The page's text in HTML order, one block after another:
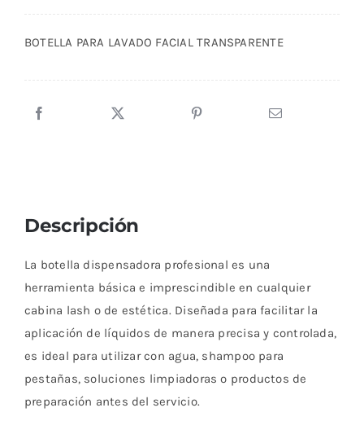
BOTELLA PARA LAVADO FACIAL TRANSPARENTE
Descripción
La botella dispensadora profesional es una
herramienta básica e imprescindible en cualquier
cabina lash o de estética. Diseñada para facilitar la
aplicación de líquidos de manera precisa y controlada,
es ideal para utilizar con agua, shampoo para
pestañas, soluciones limpiadoras o productos de
preparación antes del servicio.